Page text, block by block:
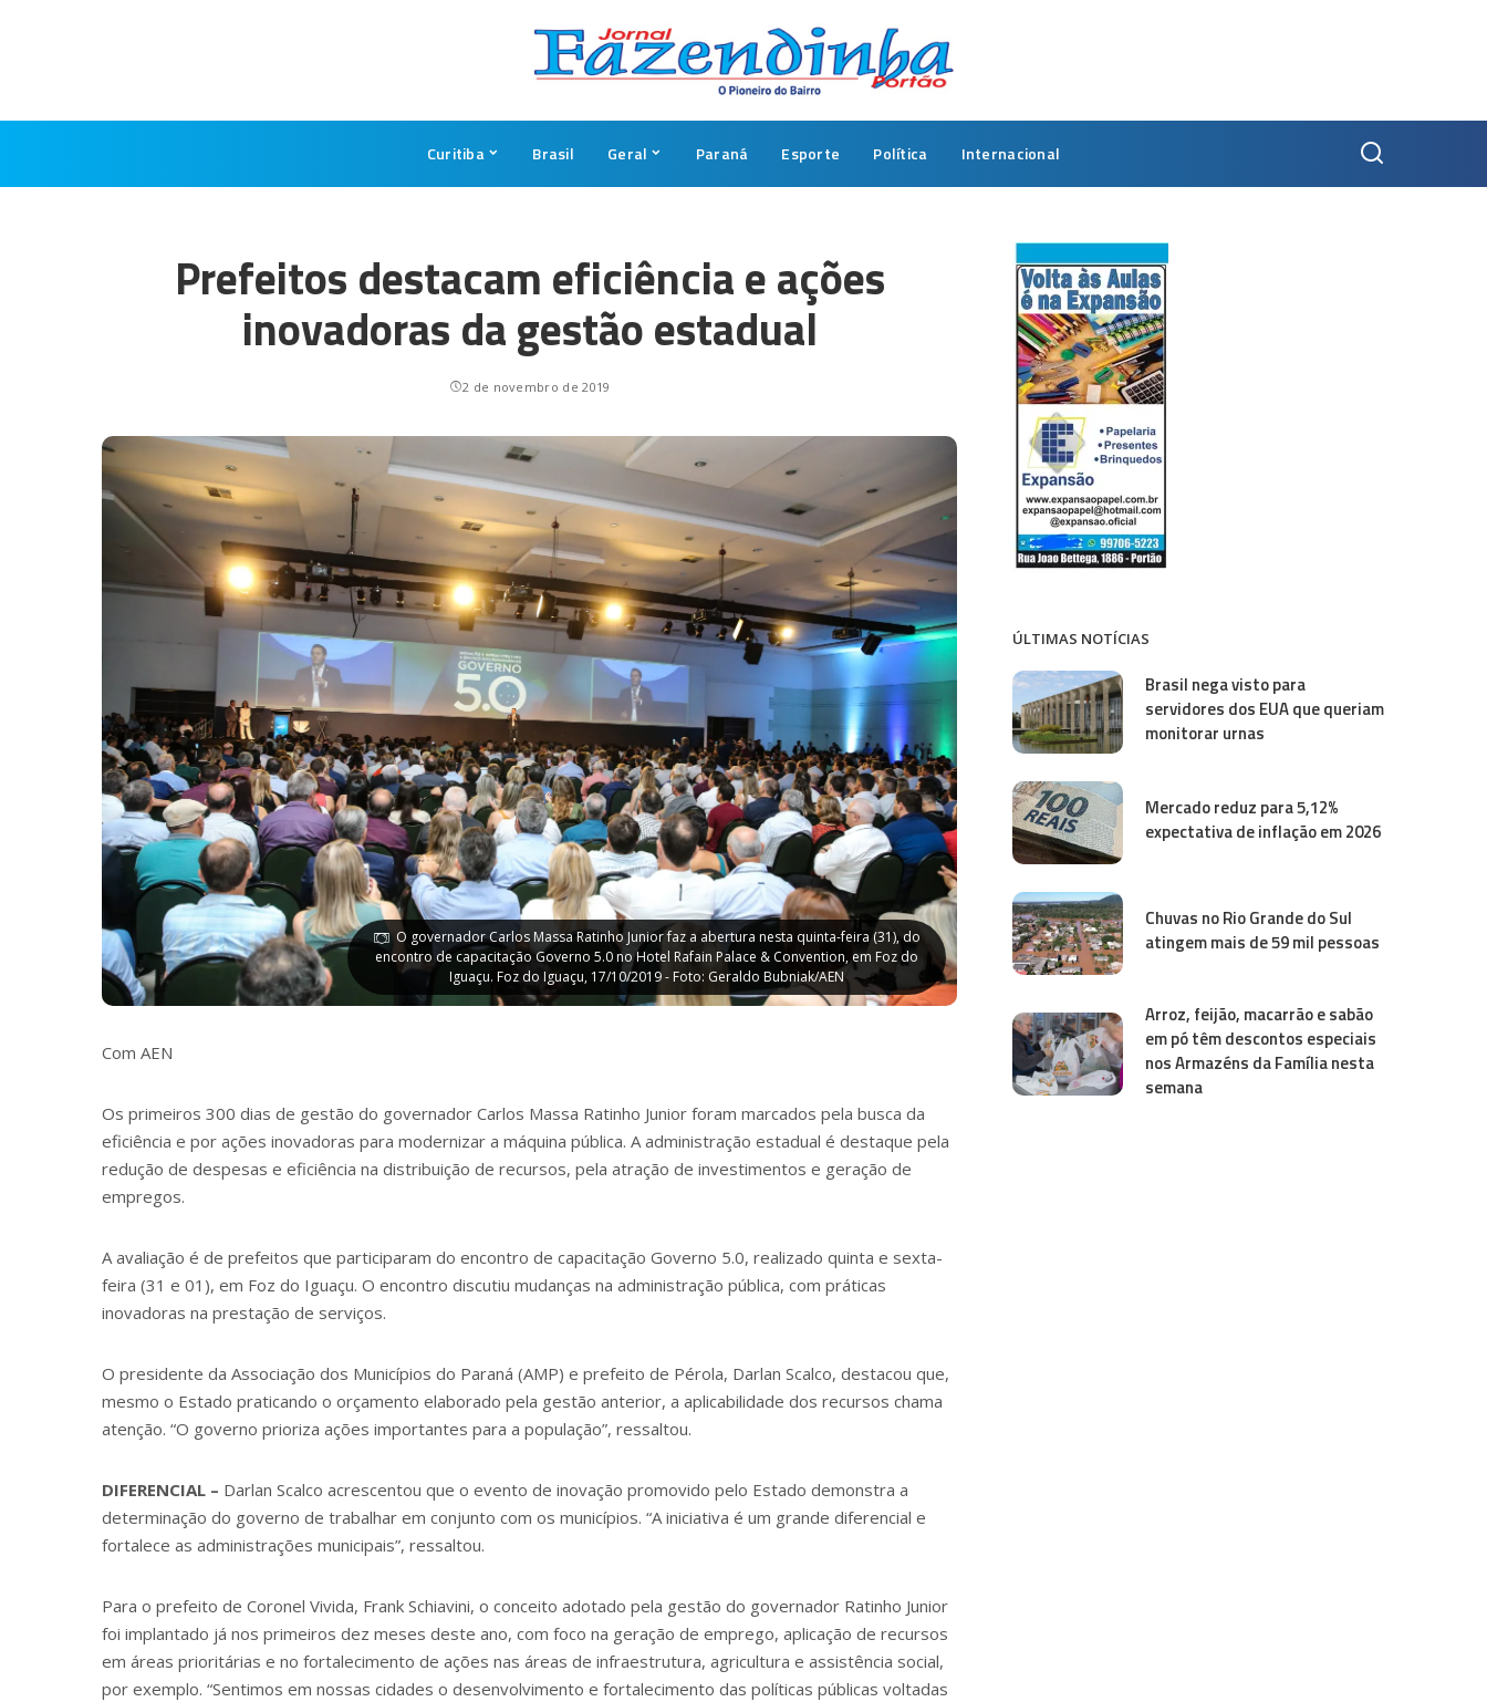
Curitiba Brasil Geral Paraná Esporte Política Internacional
Prefeitos destacam eficiência e ações
inovadoras da gestão estadual
2 de novembro de 2019
O governador Carlos Massa Ratinho Junior faz a abertura nesta quinta-feira (31), do
encontro de capacitação Governo 5.0 no Hotel Rafain Palace & Convention, em Foz do
Iguaçu. Foz do Iguaçu, 17/10/2019 - Foto: Geraldo Bubniak/AEN
Com AEN
Os primeiros 300 dias de gestão do governador Carlos Massa Ratinho Junior foram marcados pela busca da
eficiência e por ações inovadoras para modernizar a máquina pública. A administração estadual é destaque pela
redução de despesas e eficiência na distribuição de recursos, pela atração de investimentos e geração de
empregos.
A avaliação é de prefeitos que participaram do encontro de capacitação Governo 5.0, realizado quinta e sexta-
feira (31 e 01), em Foz do Iguaçu. O encontro discutiu mudanças na administração pública, com práticas
inovadoras na prestação de serviços.
O presidente da Associação dos Municípios do Paraná (AMP) e prefeito de Pérola, Darlan Scalco, destacou que,
mesmo o Estado praticando o orçamento elaborado pela gestão anterior, a aplicabilidade dos recursos chama
atenção. “O governo prioriza ações importantes para a população”, ressaltou.
DIFERENCIAL – Darlan Scalco acrescentou que o evento de inovação promovido pelo Estado demonstra a
determinação do governo de trabalhar em conjunto com os municípios. “A iniciativa é um grande diferencial e
fortalece as administrações municipais”, ressaltou.
Para o prefeito de Coronel Vivida, Frank Schiavini, o conceito adotado pela gestão do governador Ratinho Junior
foi implantado já nos primeiros dez meses deste ano, com foco na geração de emprego, aplicação de recursos
em áreas prioritárias e no fortalecimento de ações nas áreas de infraestrutura, agricultura e assistência social,
por exemplo. “Sentimos em nossas cidades o desenvolvimento e fortalecimento das políticas públicas voltadas
ÚLTIMAS NOTÍCIAS
Brasil nega visto para
servidores dos EUA que queriam
monitorar urnas
Mercado reduz para 5,12%
expectativa de inflação em 2026
Chuvas no Rio Grande do Sul
atingem mais de 59 mil pessoas
Arroz, feijão, macarrão e sabão
em pó têm descontos especiais
nos Armazéns da Família nesta
semana